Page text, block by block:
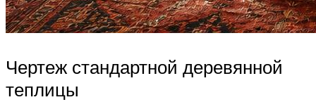
Чертеж стандартной деревянной
теплицы